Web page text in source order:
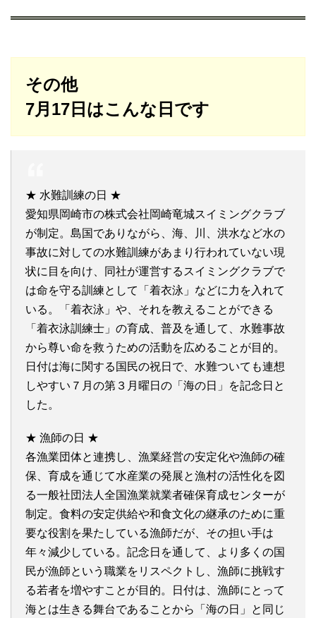
その他
7月17日はこんな日です
★ 水難訓練の日 ★
愛知県岡崎市の株式会社岡崎竜城スイミングクラブ
が制定。島国でありながら、海、川、洪水など水の
事故に対しての水難訓練があまり行われていない現
状に目を向け、同社が運営するスイミングクラブで
は命を守る訓練として「着衣泳」などに力を入れて
いる。「着衣泳」や、それを教えることができる
「着衣泳訓練士」の育成、普及を通して、水難事故
から尊い命を救うための活動を広めることが目的。
日付は海に関する国民の祝日で、水難ついても連想
しやすい７月の第３月曜日の「海の日」を記念日と
した。
★ 漁師の日 ★
各漁業団体と連携し、漁業経営の安定化や漁師の確
保、育成を通じて水産業の発展と漁村の活性化を図
る一般社団法人全国漁業就業者確保育成センターが
制定。食料の安定供給や和食文化の継承のために重
要な役割を果たしている漁師だが、その担い手は
年々減少している。記念日を通して、より多くの国
民が漁師という職業をリスペクトし、漁師に挑戦す
る若者を増やすことが目的。日付は、漁師にとって
海とは生きる舞台であることから「海の日」と同じ